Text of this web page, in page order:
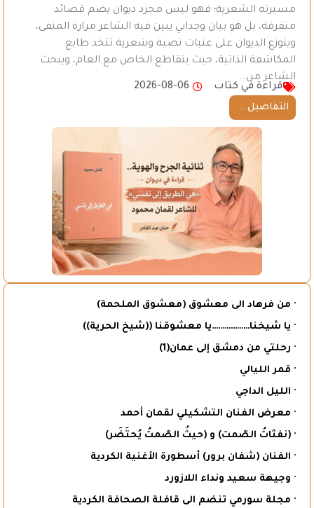
مسيرته الشعرية؛ فهو ليس مجرد ديوان يضم قصائد
متفرقة، بل هو بيان وجداني يبين فيه الشاعر مرارة المنفى،
ويتوزع الديوان على عتبات نصية وشعرية تتخذ طابع
المكاشفة الذاتية، حيث يتقاطع الخاص مع العام، ويبحث
الشاعر من…
قراءة في كتاب
2026-08-06
التفاصيل ...
· من فرهاد الى معشوق (معشوق الملحمة)
· يا شيخنا………………يا معشوقنا ((شيخ الحرية))
· رحلتي من دمشق إلى عمان(1)
· قمر الليالي
· الليل الداجي
· معرض الفنان التشكيلي لقمان أحمد
· (نفثاتُ الصّمت) و (حيثُ الصّمتُ يُحتَضَر)
· الفنان (شفان برور) أسطورة الأغنية الكردية
· وجيهة سعيد ونداء اللازورد
· مجلة سورمي تنضم الى قافلة الصحافة الكردية